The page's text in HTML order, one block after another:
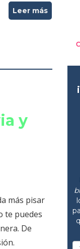
Leer más
y
más pisar
te puedes
De